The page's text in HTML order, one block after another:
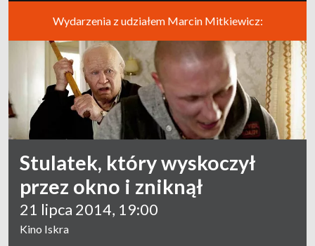
Wydarzenia z udziałem Marcin Mitkiewicz:
Stulatek, który wyskoczył
przez okno i zniknął
21 lipca 2014, 19:00
Kino Iskra